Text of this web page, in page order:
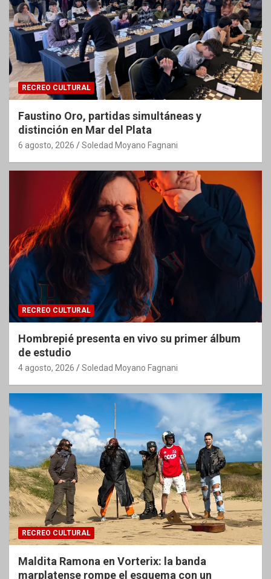
RECREO CULTURAL
Faustino Oro, partidas simultáneas y
distinción en Mar del Plata
6 agosto, 2026 Soledad Moyano Fagnani
RECREO CULTURAL
Hombrepié presenta en vivo su primer álbum
de estudio
4 agosto, 2026 Soledad Moyano Fagnani
RECREO CULTURAL
Maldita Ramona en Vorterix: la banda
marplatense rompe el esquema con un